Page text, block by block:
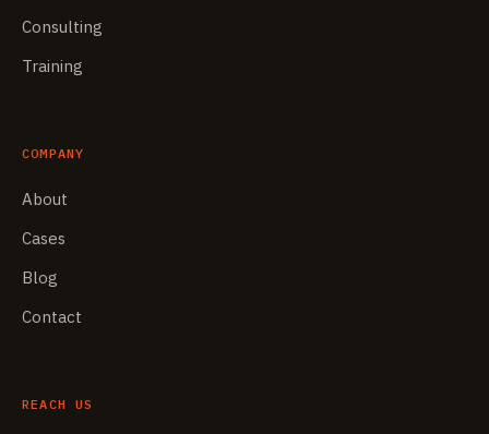
Consulting
Training
COMPANY
About
Cases
Blog
Contact
REACH US